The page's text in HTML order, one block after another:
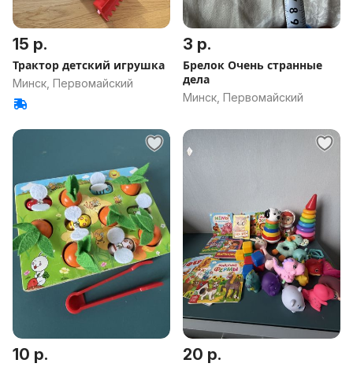
15 р.
Трактор детский игрушка
Минск, Первомайский
3 р.
Брелок Очень странные
дела
Минск, Первомайский
10 р. 20 р.